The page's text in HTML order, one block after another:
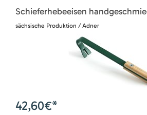
Schieferhebeeisen
sächsische Produktion / Adner
42,60€*